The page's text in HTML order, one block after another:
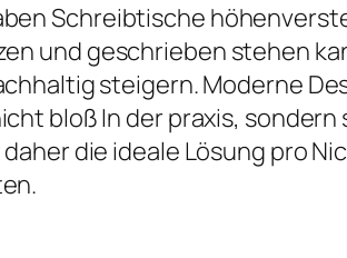
Schreibtische
und geschrieben stehen
steigern. Moderne
bloß In der praxis,
die ideale Lösung pro